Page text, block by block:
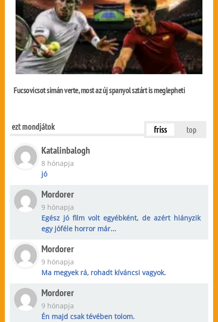
Fucsovicsot simán verte, most az új spanyol sztárt is meglepheti
ezt mondjátok friss top
Katalinbalogh
8 hónapja
jó
Mordorer
9 hónapja
Egész jó film volt egyébként, de azért hiányzik
egy jóféle horror már...
Mordorer
9 hónapja
Ma megyek rá, rohadt kíváncsi vagyok.
Mordorer
9 hónapja
Én majd csak tévében tolom.